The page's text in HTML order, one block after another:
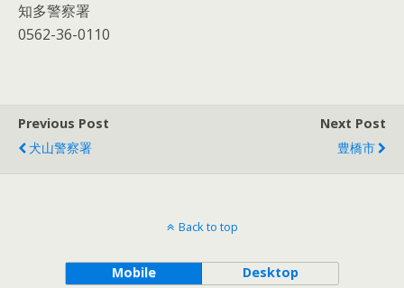
知多警察署
0562-36-0110
Previous Post
犬山警察署
Next Post
豊橋市
Back to top
Mobile Desktop